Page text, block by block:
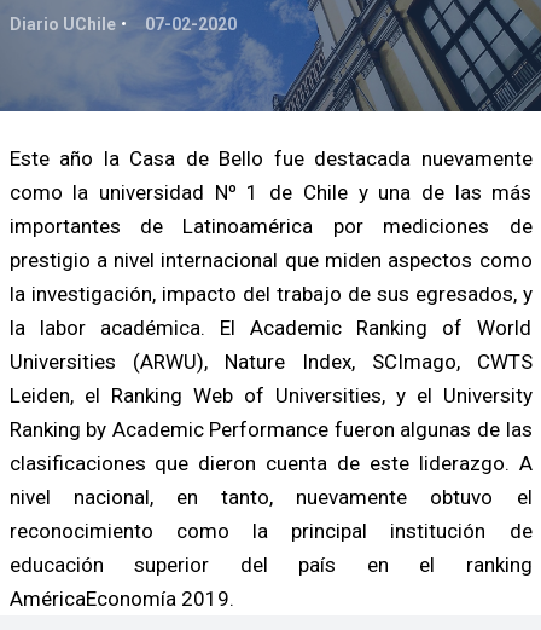
Diario UChile 07-02-2020
Este año la Casa de Bello fue destacada nuevamente
como la universidad Nº 1 de Chile y una de las más
importantes de Latinoamérica por mediciones de
prestigio a nivel internacional que miden aspectos como
la investigación, impacto del trabajo de sus egresados, y
la labor académica. El Academic Ranking of World
Universities (ARWU), Nature Index, SCImago, CWTS
Leiden, el Ranking Web of Universities, y el University
Ranking by Academic Performance fueron algunas de las
clasificaciones que dieron cuenta de este liderazgo. A
nivel nacional, en tanto, nuevamente obtuvo el
reconocimiento como la principal institución de
educación superior del país en el ranking
AméricaEconomía 2019.